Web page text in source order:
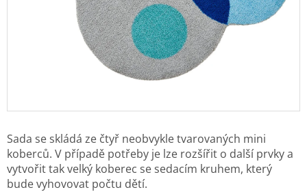
Sada se skládá ze čtyř neobvykle tvarovaných mini
koberců. V případě potřeby je lze rozšířit o další prvky a
vytvořit tak velký koberec se sedacím kruhem, který
bude vyhovovat počtu dětí.